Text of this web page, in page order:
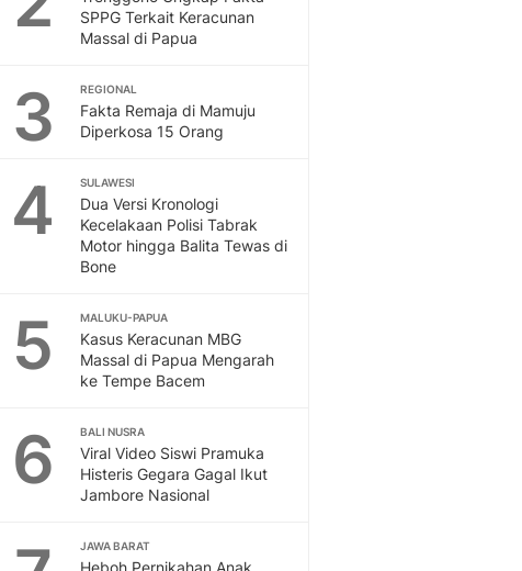
SPPG Terkait Keracunan
Massal di Papua
3 REGIONAL
Fakta Remaja di Mamuju
Diperkosa 15 Orang
4 SULAWESI
Dua Versi Kronologi
Kecelakaan Polisi Tabrak
Motor hingga Balita Tewas di
Bone
5 MALUKU-PAPUA
Kasus Keracunan MBG
Massal di Papua Mengarah
ke Tempe Bacem
6 BALI NUSRA
Viral Video Siswi Pramuka
Histeris Gegara Gagal Ikut
Jambore Nasional
JAWA BARAT
Heboh Pernikahan Anak